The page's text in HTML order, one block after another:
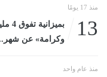
منذ 17 يومًا
13
وكرامة» عن شهر... الثلاثاء، 14
منذ عام واحد